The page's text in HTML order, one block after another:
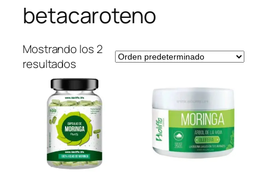
betacaroteno
Mostrando los 2
resultados